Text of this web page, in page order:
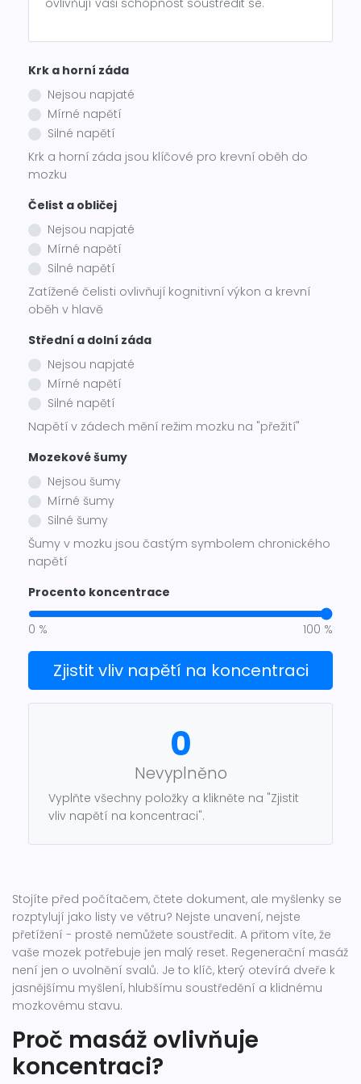
ovlivňují vaši schopnost soustředit se.
Krk a horní záda
Nejsou napjaté
Mírné napětí
Silné napětí
Krk a horní záda jsou klíčové pro krevní oběh do
mozku
Čelist a obličej
Nejsou napjaté
Mírné napětí
Silné napětí
Zatížené čelisti ovlivňují kognitivní výkon a krevní
oběh v hlavě
Střední a dolní záda
Nejsou napjaté
Mírné napětí
Silné napětí
Napětí v zádech mění režim mozku na "přežití"
Mozekové šumy
Nejsou šumy
Mírné šumy
Silné šumy
Šumy v mozku jsou častým symbolem chronického
napětí
Procento koncentrace
0 % 100 %
Zjistit vliv napětí na koncentraci
0
Nevyplněno
Vyplňte všechny položky a klikněte na "Zjistit
vliv napětí na koncentraci".
Stojíte před počítačem, čtete dokument, ale myšlenky se
rozptylují jako listy ve větru? Nejste unavení, nejste
přetížení - prostě nemůžete soustředit. A přitom víte, že
vaše mozek potřebuje jen malý reset. Regenerační masáž
není jen o uvolnění svalů. Je to klíč, který otevírá dveře k
jasnějšímu myšlení, hlubšímu soustředění a klidnému
mozkovému stavu.
Proč masáž ovlivňuje
koncentraci?